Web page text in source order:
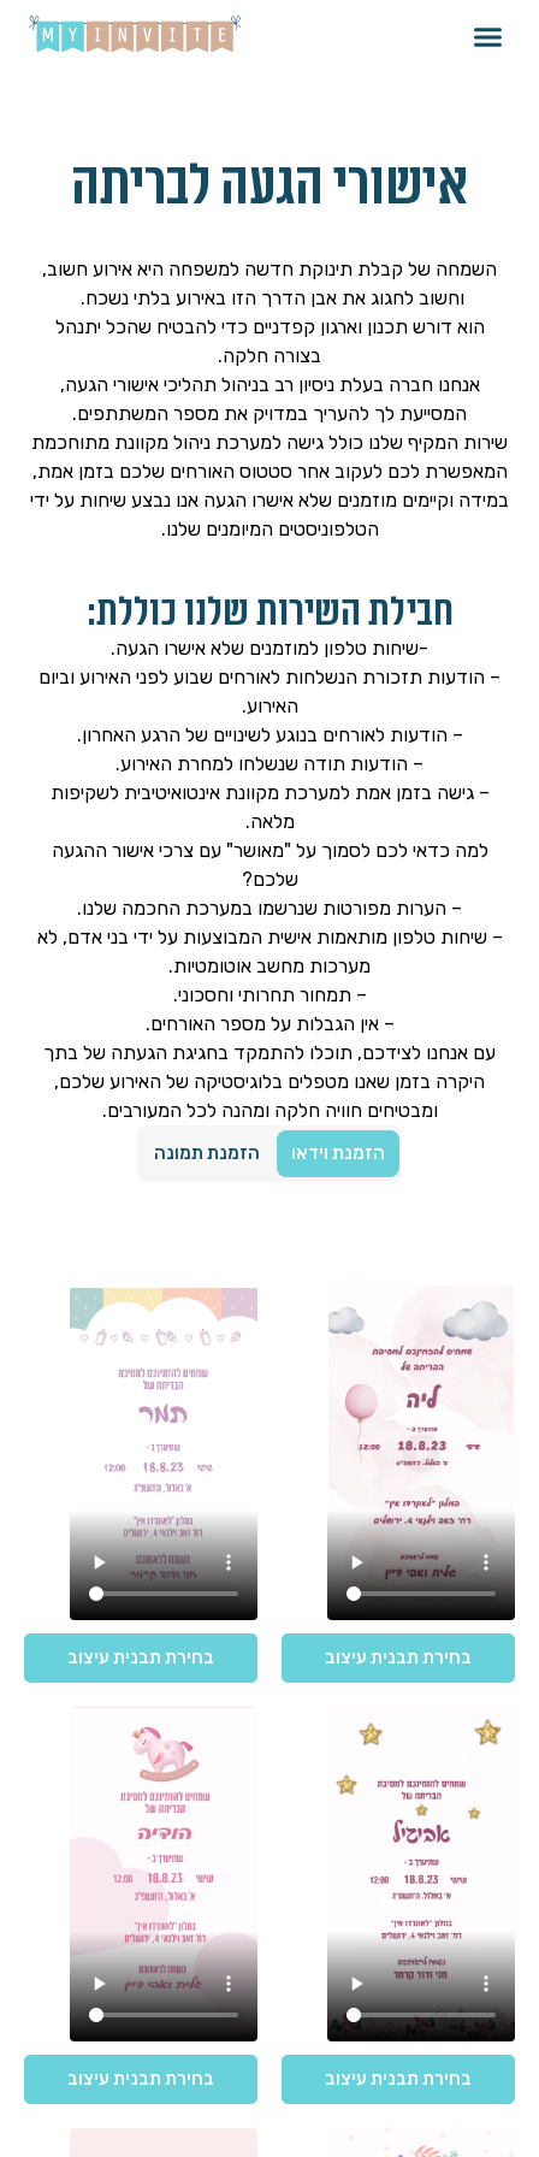
אישורי הגעה לבריתה
השמחה של קבלת תינוקת חדשה למשפחה היא אירוע חשוב,
וחשוב לחגוג את אבן הדרך הזו באירוע בלתי נשכח.
הוא דורש תכנון וארגון קפדניים כדי להבטיח שהכל יתנהל
בצורה חלקה.
אנחנו חברה בעלת ניסיון רב בניהול תהליכי אישורי הגעה,
המסייעת לך להעריך במדויק את מספר המשתתפים.
שירות המקיף שלנו כולל גישה למערכת ניהול מקוונת מתוחכמת
המאפשרת לכם לעקוב אחר סטטוס האורחים שלכם בזמן אמת,
במידה וקיימים מוזמנים שלא אישרו הגעה אנו נבצע שיחות על ידי
הטלפוניסטים המיומנים שלנו.
חבילת השירות שלנו כוללת:
-שיחות טלפון למוזמנים שלא אישרו הגעה.
– הודעות תזכורת הנשלחות לאורחים שבוע לפני האירוע וביום
האירוע.
– הודעות לאורחים בנוגע לשינויים של הרגע האחרון.
– הודעות תודה שנשלחו למחרת האירוע.
– גישה בזמן אמת למערכת מקוונת אינטואיטיבית לשקיפות
מלאה.
למה כדאי לכם לסמוך על "מאושר" עם צרכי אישור ההגעה
שלכם?
– הערות מפורטות שנרשמו במערכת החכמה שלנו.
– שיחות טלפון מותאמות אישית המבוצעות על ידי בני אדם, לא
מערכות מחשב אוטומטיות.
– תמחור תחרותי וחסכוני.
– אין הגבלות על מספר האורחים.
עם אנחנו לצידכם, תוכלו להתמקד בחגיגת הגעתה של בתך
היקרה בזמן שאנו מטפלים בלוגיסטיקה של האירוע שלכם,
ומבטיחים חוויה חלקה ומהנה לכל המעורבים.
הזמנת וידאו הזמנת תמונה
בחירת תבנית עיצוב בחירת תבנית עיצוב
בחירת תבנית עיצוב בחירת תבנית עיצוב